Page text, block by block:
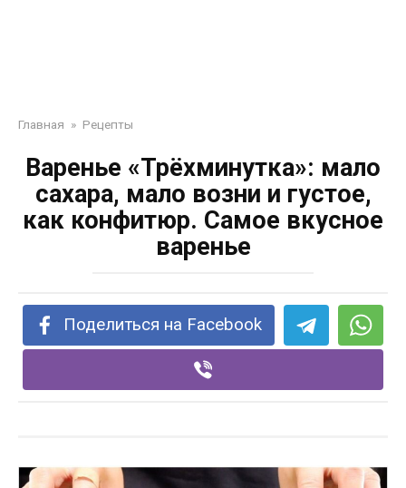
Главная » Рецепты
Варенье «Трёхминутка»: мало
сахара, мало возни и густое,
как конфитюр. Cамое вкусное
варенье
Поделиться на Facebook